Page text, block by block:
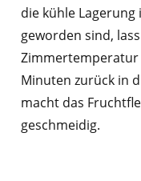
die kühle
geworden sind,
Zimmertemperatur
Minuten zurück in
macht das
geschmeidig.